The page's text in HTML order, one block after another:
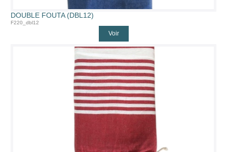
DOUBLE FOUTA (DBL12)
F220_dbl12
Voir